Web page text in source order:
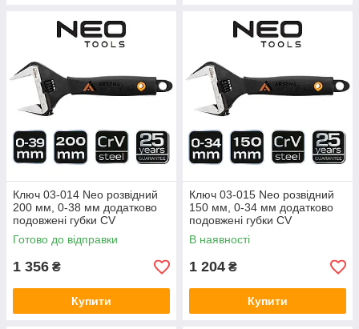
Ключ 03-014 Neo розвідний
200 мм, 0-38 мм додатково
подовжені губки CV
Готово до відправки
1 356 ₴
Купити
Ключ 03-015 Neo розвідний
150 мм, 0-34 мм додатково
подовжені губки CV
В наявності
1 204 ₴
Купити